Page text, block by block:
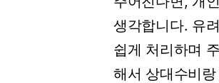
생각합니다. 유
쉽게 처리하며
해서 상대수비랑